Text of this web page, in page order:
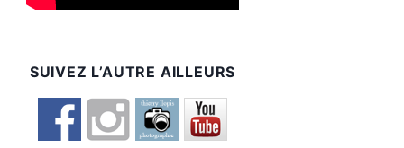
SUIVEZ L’AUTRE AILLEURS